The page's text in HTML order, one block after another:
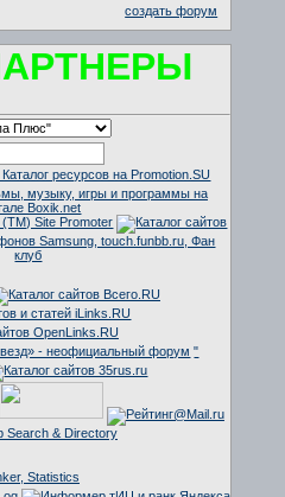
создать форум
"